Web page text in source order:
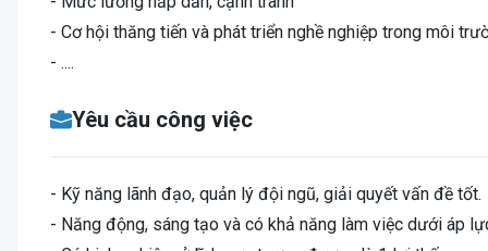
- Cơ hội thăng tiến và phát triển nghề nghiệp trong môi
- ....
Yêu cầu công việc
- Kỹ năng lãnh đạo, quản lý đội ngũ, giải quyết vấn đề tốt.
- Năng động, sáng tạo và có khả năng làm việc dưới áp